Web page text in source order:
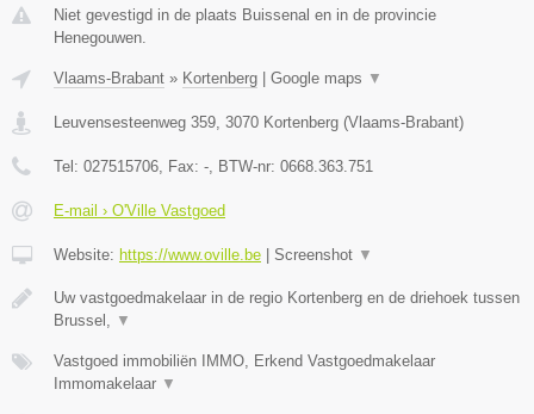
Niet gevestigd in de plaats Buissenal en in de provincie
Henegouwen.
Vlaams-Brabant » Kortenberg Google maps ▼
Leuvensesteenweg 359, 3070 Kortenberg (Vlaams-Brabant)
Tel: 027515706, Fax: -, BTW-nr: 0668.363.751
E-mail › O'Ville Vastgoed
Website: https://www.oville.be Screenshot ▼
Uw vastgoedmakelaar in de regio Kortenberg en de driehoek tussen
Brussel, ▼
Vastgoed immobiliën IMMO, Erkend Vastgoedmakelaar
Immomakelaar ▼